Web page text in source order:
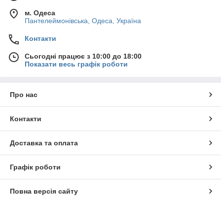
м. Одеса
Пантелеймонівська, Одеса, Україна
Контакти
Сьогодні працює з 10:00 до 18:00
Показати весь графік роботи
Про нас
Контакти
Доставка та оплата
Графік роботи
Повна версія сайту